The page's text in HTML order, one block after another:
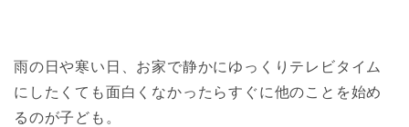
雨の日や寒い日、お家で静かにゆっくりテレビタイム
にしたくても面白くなかったらすぐに他のことを始め
るのが子ども。